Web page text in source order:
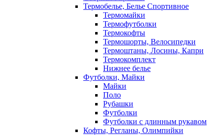
Термобелье, Белье Спортивное
Термомайки
Термофутболки
Термокофты
Термошорты, Велосипедки
Термоштаны, Лосины, Капри
Термокомплект
Нижнее белье
Футболки, Майки
Майки
Поло
Рубашки
Футболки
Футболки с длинным рукавом
Кофты, Регланы, Олимпийки